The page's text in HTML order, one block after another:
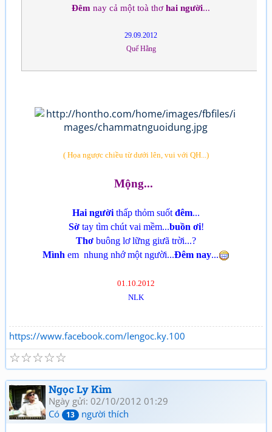
Đêm nay cả một toà thơ hai người...
29.09.2012
Quế Hằng
( Họa ngược chiều từ dưới lên, vui với QH...)
Mộng...
Hai người thấp thỏm suốt đêm...
Sờtay tìm chút vai mềm...buồn ơi!
Thơ buông lơ lững giưã trời...?
Mình em nhung nhớ một người...Đêm nay...
01.10.2012
NLK
https://www.facebook.com/lengoc.ky.100
☆
☆
☆
☆
☆
Ngọc Ly Kim
Ngày gửi: 02/10/2012 01:29
Có
13 người thích